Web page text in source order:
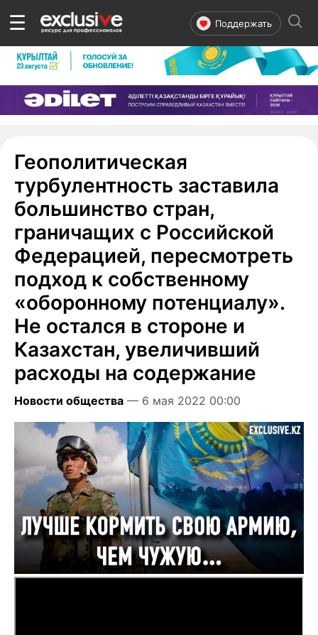
☰ Поддержать
Геополитическая
турбулентность заставила
большинство стран,
граничащих с Российской
Федерацией, пересмотреть
подход к собственному
«оборонному потенциалу».
Не остался в стороне и
Казахстан, увеличивший
расходы на содержание
Новости общества — 6 мая 2022 00:00